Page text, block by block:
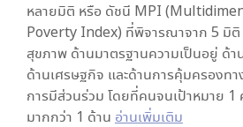
หลายมิติ หรือ ดัชนี MPI
Poverty Index) ที่พิจารณาจาก 5 มิติ
สุขภาพ ด้านมาตรฐานความเป็นอยู่ ด้า
ด้านเศรษฐกิจ และด้านการคุ้มครองท
การมีส่วนร่วม โดยที่คนจนเป้าหมาย
มากกว่า 1 ด้าน อ่านเพิ่มเติม